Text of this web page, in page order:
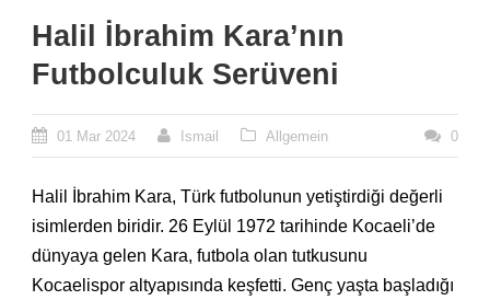
Halil İbrahim Kara’nın
Futbolculuk Serüveni
01 Mar 2024 Ismail Allgemein 0
Halil İbrahim Kara, Türk futbolunun yetiştirdiği değerli
isimlerden biridir. 26 Eylül 1972 tarihinde Kocaeli’de
dünyaya gelen Kara, futbola olan tutkusunu
Kocaelispor altyapısında keşfetti. Genç yaşta başladığı